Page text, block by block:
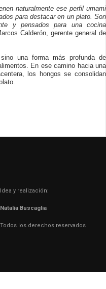
naturalmente ese perfil umami
para destacar en un plato. Son
y pensados para una cocina
Calderón, gerente general de
una forma más profunda de
En ese camino hacia una
los hongos se consolidan
Idea y realización:
Natalia Buscaglia
Todos los derechos reservados